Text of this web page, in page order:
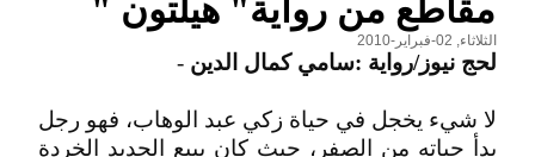
مقاطع من رواية" هيلتون "
الثلاثاء, 02-فبراير-2010
لحج نيوز/رواية :سامي كمال الدين -
لا شيء يخجل في حياة زكي عبد الوهاب، فهو رجل
بدأ حياته من الصفر، حيث كان يبيع الحديد الخردة